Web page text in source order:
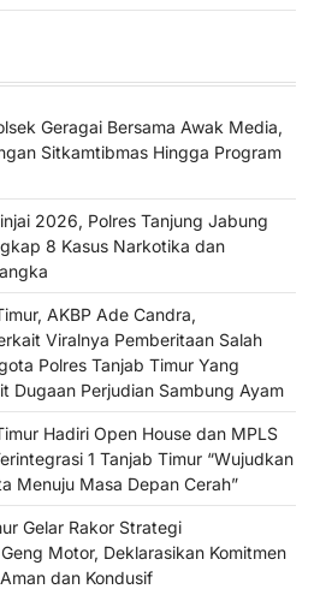
Geragai Bersama Awak Media,
Sitkamtibmas Hingga Program
2026, Polres Tanjung Jabung
8 Kasus Narkotika dan
AKBP Ade Candra,
Viralnya Pemberitaan Salah
Polres Tanjab Timur Yang
Dugaan Perjudian Sambung Ayam
Hadiri Open House dan MPLS
1 Tanjab Timur “Wujudkan
Menuju Masa Depan Cerah”
Gelar Rakor Strategi
Motor, Deklarasikan Komitmen
dan Kondusif